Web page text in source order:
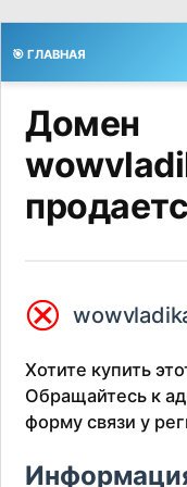
🎯 ГЛАВНАЯ
Домен
⮿
Хотите купить
Обращайтесь к
форму связи у